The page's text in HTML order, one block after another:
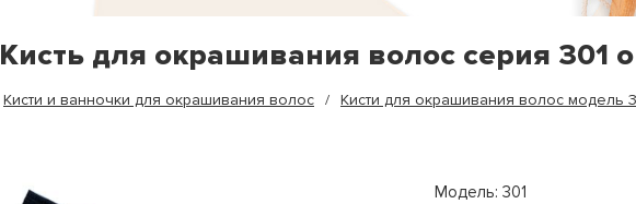
Кисть для окрашивания волос серия 301
Кисти и ванночки для окрашивания волос Кисти для окрашивания волос модель
Модель: 301